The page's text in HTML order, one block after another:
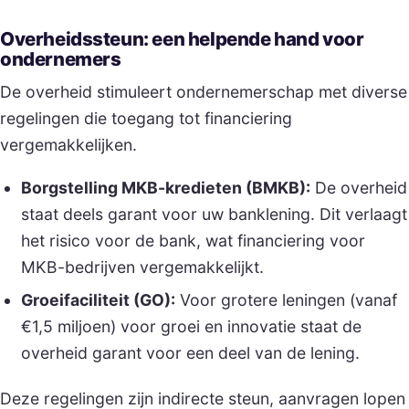
Overheidssteun: een helpende hand voor
ondernemers
De overheid stimuleert ondernemerschap met diverse
regelingen die toegang tot financiering
vergemakkelijken.
Borgstelling MKB-kredieten (BMKB): De overheid
staat deels garant voor uw banklening. Dit verlaagt
het risico voor de bank, wat financiering voor
MKB-bedrijven vergemakkelijkt.
Groeifaciliteit (GO): Voor grotere leningen (vanaf
€1,5 miljoen) voor groei en innovatie staat de
overheid garant voor een deel van de lening.
Deze regelingen zijn indirecte steun, aanvragen lopen